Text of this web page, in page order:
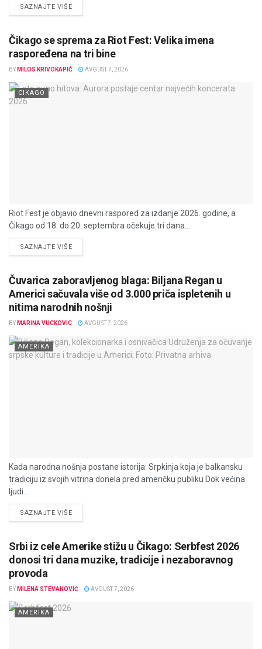
SAZNAJTE VIŠEDETAILS
Čikago se sprema za Riot Fest: Velika imena
raspoređena na tri bine
BY MILOS KRIVOKAPIĆ AVGUST 7, 2026
CIKAGO
Riot Fest je objavio dnevni raspored za izdanje 2026. godine, a
Čikago od 18. do 20. septembra očekuje tri dana...
SAZNAJTE VIŠEDETAILS
Čuvarica zaboravljenog blaga: Biljana Regan u
Americi sačuvala više od 3.000 priča ispletenih u
nitima narodnih nošnji
BY MARINA VUCKOVIC AVGUST 7, 2026
AMERIKA
Kada narodna nošnja postane istorija: Srpkinja koja je balkansku
tradiciju iz svojih vitrina donela pred američku publiku Dok većina
ljudi...
SAZNAJTE VIŠEDETAILS
Srbi iz cele Amerike stižu u Čikago: Serbfest 2026
donosi tri dana muzike, tradicije i nezaboravnog
provoda
BY MILENA STEVANOVIĆ AVGUST 7, 2026
AMERIKA